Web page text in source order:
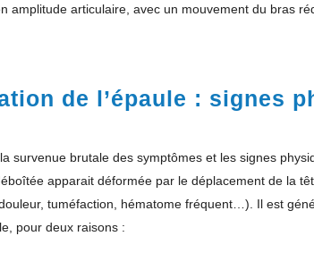
amplitude articulaire, avec un mouvement du bras
de l’épaule : signes
, la survenue brutale des symptômes et les signes
apparait déformée par le déplacement de la
tuméfaction, hématome fréquent…). Il est
pour deux raisons :